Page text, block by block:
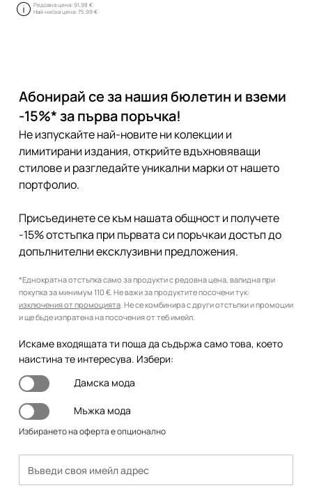
Редовна цена:91,98 €
Най-ниска цена:75,99 €
Абонирай се за нашия бюлетин и вземи
-15%* за първа поръчка!
Не изпускайте най-новите ни колекции и
лимитирани издания, открийте вдъхновяващи
стилове и разгледайте уникални марки от нашето
портфолио.
Присъединете се към нашата общност и получете
-15% отстъпка при първата си поръчкаи достъп до
допълнителни ексклузивни предложения.
*Еднократна отстъпка само за продукти с редовна цена, валидна при
покупка за минимум 110 €. Не важи за продуктите посочени тук:
изключения от промоцията. Не се комбинира с други отстъпки и промоции
и ще бъде изпратена на посочения от теб имейл.
Искаме входящата ти поща да съдържа само това, което
наистина те интересува. Избери:
Дамска мода
Мъжка мода
Избирането на оферта е опционално